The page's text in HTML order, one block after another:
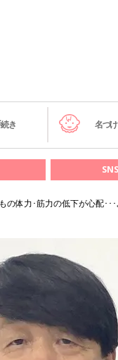
き 名づけ
SNS
の体力･筋力の低下が心配･･